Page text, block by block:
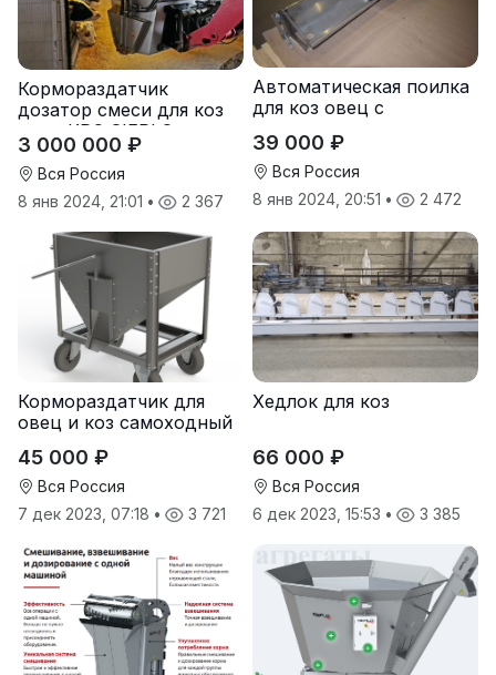
Кормораздатчик
дозатор смеси для коз
овец КРС SIEPLO
3 000 000 ₽
Вся Россия
8 янв 2024, 21:01 • 2 367
Автоматическая поилка
для коз овец с
39 000 ₽
Вся Россия
8 янв 2024, 20:51 • 2 472
Кормораздатчик для
овец и коз самоходный
45 000 ₽
Вся Россия
7 дек 2023, 07:18 • 3 721
Хедлок для коз
66 000 ₽
Вся Россия
6 дек 2023, 15:53 • 3 385